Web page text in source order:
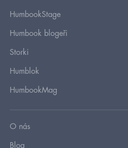
HumbookStage
Humbook blogeři
Storki
Humblok
HumbookMag
O nás
Blog